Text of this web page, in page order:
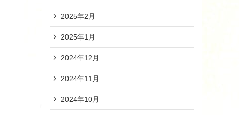
2025年2月
2025年1月
2024年12月
2024年11月
2024年10月